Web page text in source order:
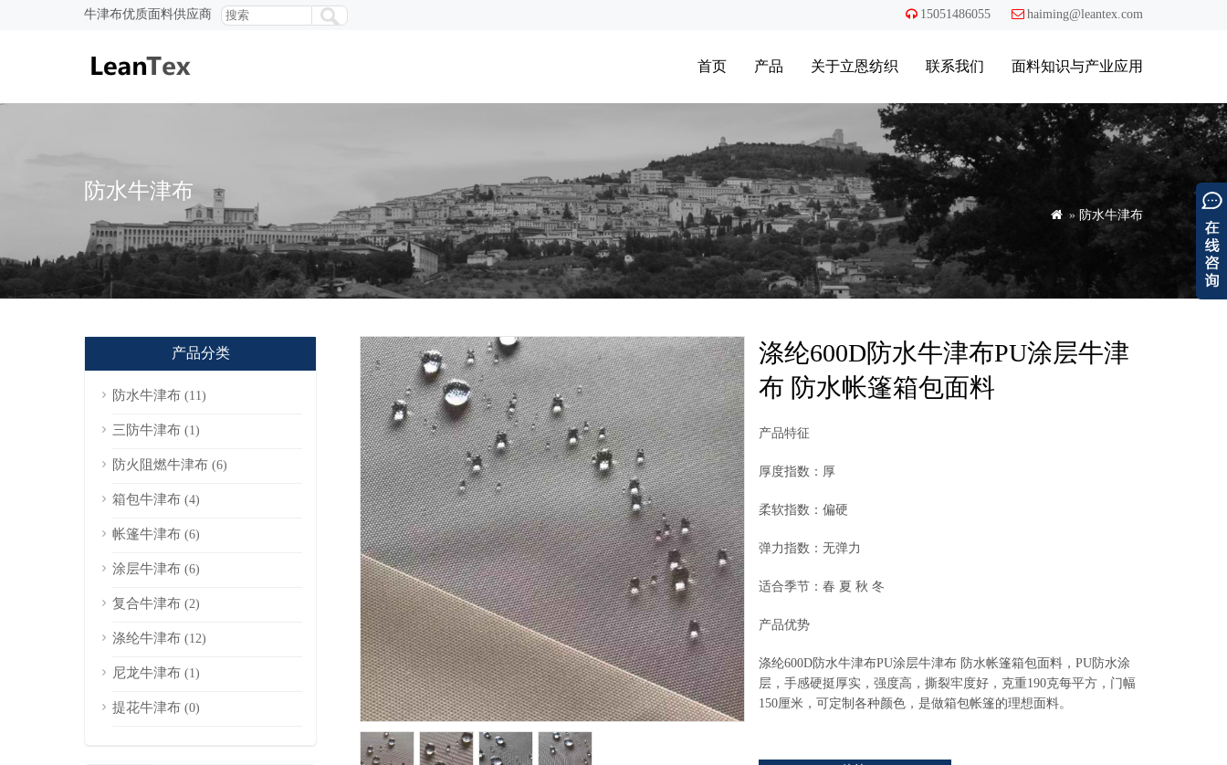
牛津布优质面料供应商  15051486055  haiming@leantex.com
首页 产品 关于立恩纺织 联系我们 面料知识与产业应用
防水牛津布
 » 防水牛津布
涤纶600D防水牛津布PU涂层牛津
布 防水帐篷箱包面料
产品特征
厚度指数：厚
柔软指数：偏硬
弹力指数：无弹力
适合季节：春 夏 秋 冬
产品优势
涤纶600D防水牛津布PU涂层牛津布 防水帐篷箱包面料，PU防水涂
层，手感硬挺厚实，强度高，撕裂牢度好，克重190克每平方，门幅
150厘米，可定制各种颜色，是做箱包帐篷的理想面料。
产品分类
防水牛津布 (11)
三防牛津布 (1)
防火阻燃牛津布 (6)
箱包牛津布 (4)
帐篷牛津布 (6)
涂层牛津布 (6)
复合牛津布 (2)
涤纶牛津布 (12)
尼龙牛津布 (1)
提花牛津布 (0)